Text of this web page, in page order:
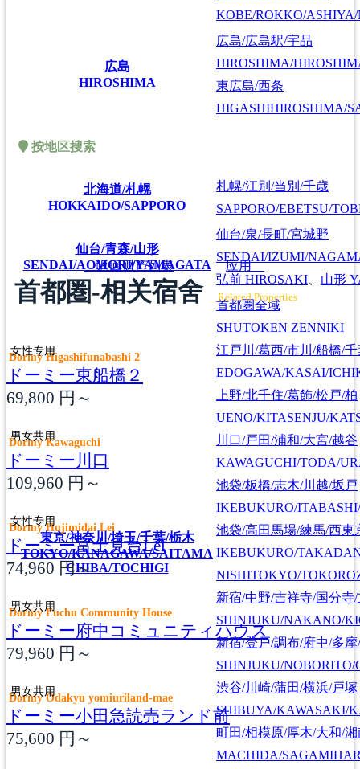
KOBE/ROKKO/
広島
HIROSHIMA
広島/広島駅/宇品
HIROSHIMA/
東広島/西条
HIGASHIHIROSHIMA/
按地区搜索
北海道/札幌
HOKKAIDO/SAPPORO
札幌/江別/当別/千歳
SAPPORO/EBETSU/
仙台/青森/山形
SENDAI/AOMORI/YAMAGATA
仙台/泉/長町/宮城野
SENDAI/IZUMI/
弘前 HIROSAKI 山形
東京/神奈川/埼玉/千葉/栃木
TOKYO/KANAGAWA/SAITAMA
CHIBA/TOCHIGI
首都圏全域
SHUTOKEN ZENNIKI
江戸川/葛西/市川/船橋/千
EDOGAWA/KASAI/
上野/北千住/葛飾/松戸/柏
UENO/KITASENJU/
川口/戸田/浦和/大宮/越谷
KAWAGUCHI/TODA/
池袋/板橋/志木/川越/坂戸
IKEBUKURO/
池袋/高田馬場/練馬/西東
IKEBUKURO/
NISHITOKYO/
新宿/中野/吉祥寺/国分寺
SHINJUKU/NAKANO/
新宿/登戸/調布/府中/多
SHINJUKU/
渋谷/川崎/蒲田/横浜/戸塚
SHIBUYA/KAWASAKI/
町田/相模原/厚木/大和/湘
MACHIDA/
返回财产列表 应用
首都圏-相关宿舍 Related Properties
女性专用
Dormy Higashifunabashi 2
ドーミー東船橋２
69,800 円～
男女共用
Dormy Kawaguchi
ドーミー川口
109,960 円～
女性专用
Dormy Hujimidai Lei
ドーミー富士見台Lei
74,960 円～
男女共用
Dormy Fuchu Community House
ドーミー府中コミュニティハウス
79,960 円～
男女共用
Dormy Odakyu yomiuriland-mae
ドーミー小田急読売ランド前
75,600 円～